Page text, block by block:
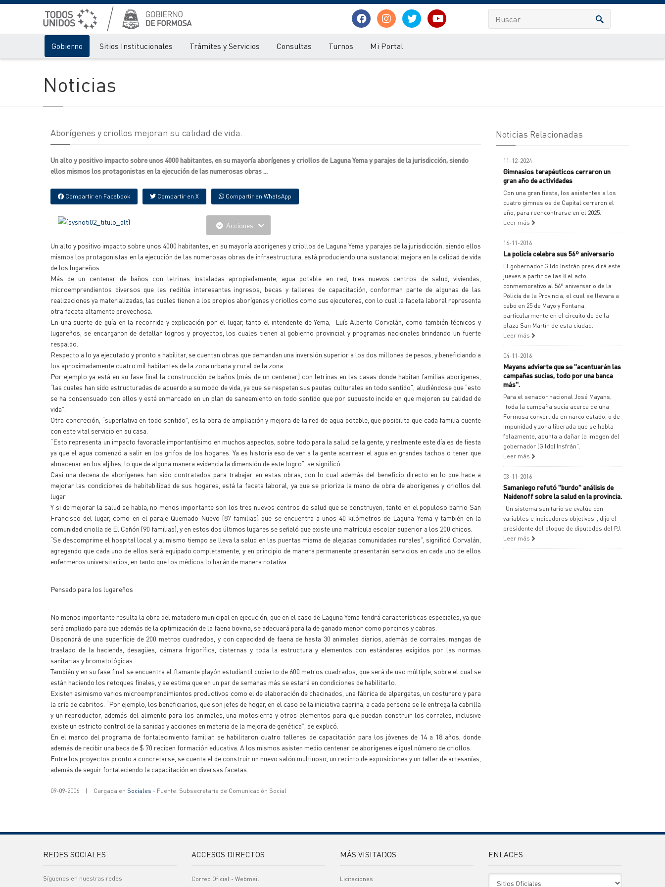
Gobierno Sitios Institucionales Trámites y Servicios Consultas Turnos Mi Portal
Noticias
Aborígenes y criollos mejoran su calidad de vida.
Un alto y positivo impacto sobre unos 4000 habitantes, en su mayoría aborígenes y criollos de Laguna Yema y parajes de la jurisdicción, siendo
ellos mismos los protagonistas en la ejecución de las numerosas obras ...
Compartir en Facebook Compartir en X Compartir en WhatsApp
Acciones
Un alto y positivo impacto sobre unos 4000 habitantes, en su mayoría aborígenes y criollos de Laguna Yema y parajes de la jurisdicción, siendo ellos
mismos los protagonistas en la ejecución de las numerosas obras de infraestructura, está produciendo una sustancial mejora en la calidad de vida
de los lugareños.
Más de un centenar de baños con letrinas instaladas apropiadamente, agua potable en red, tres nuevos centros de salud, viviendas,
microemprendientos diversos que les reditúa interesantes ingresos, becas y talleres de capacitación, conforman parte de algunas de las
realizaciones ya materializadas, las cuales tienen a los propios aborígenes y criollos como sus ejecutores, con lo cual la faceta laboral representa
otra faceta altamente provechosa.
En una suerte de guía en la recorrida y explicación por el lugar, tanto el intendente de Yema, Luís Alberto Corvalán, como también técnicos y
lugareños, se encargaron de detallar logros y proyectos, los cuales tienen al gobierno provincial y programas nacionales brindando un fuerte
respaldo.
Respecto a lo ya ejecutado y pronto a habilitar, se cuentan obras que demandan una inversión superior a los dos millones de pesos, y beneficiando a
los aproximadamente cuatro mil habitantes de la zona urbana y rural de la zona.
Por ejemplo ya está en su fase final la construcción de baños (más de un centenar) con letrinas en las casas donde habitan familias aborígenes,
“las cuales han sido estructuradas de acuerdo a su modo de vida, ya que se respetan sus pautas culturales en todo sentido”, aludiéndose que “esto
se ha consensuado con ellos y está enmarcado en un plan de saneamiento en todo sentido que por supuesto incide en que mejoren su calidad de
vida”.
Otra concreción, “superlativa en todo sentido”, es la obra de ampliación y mejora de la red de agua potable, que posibilita que cada familia cuente
con este vital servicio en su casa.
“Esto representa un impacto favorable importantísimo en muchos aspectos, sobre todo para la salud de la gente, y realmente este día es de fiesta
ya que el agua comenzó a salir en los grifos de los hogares. Ya es historia eso de ver a la gente acarrear el agua en grandes tachos o tener que
almacenar en los aljibes, lo que de alguna manera evidencia la dimensión de este logro”, se significó.
Casi una decena de aborígenes han sido contratados para trabajar en estas obras, con lo cual además del beneficio directo en lo que hace a
mejorar las condiciones de habitabilidad de sus hogares, está la faceta laboral, ya que se prioriza la mano de obra de aborígenes y criollos del
lugar
Y si de mejorar la salud se habla, no menos importante son los tres nuevos centros de salud que se construyen, tanto en el populoso barrio San
Francisco del lugar, como en el paraje Quemado Nuevo (87 familias) que se encuentra a unos 40 kilómetros de Laguna Yema y también en la
comunidad criolla de El Cañón (90 familias), y en estos dos últimos lugares se señaló que existe una matrícula escolar superior a los 200 chicos.
“Se descomprime el hospital local y al mismo tiempo se lleva la salud en las puertas misma de alejadas comunidades rurales”, significó Corvalán,
agregando que cada uno de ellos será equipado completamente, y en principio de manera permanente presentarán servicios en cada uno de ellos
enfermeros universitarios, en tanto que los médicos lo harán de manera rotativa.
Pensado para los lugareños
No menos importante resulta la obra del matadero municipal en ejecución, que en el caso de Laguna Yema tendrá características especiales, ya que
será ampliado para que además de la optimización de la faena bovina, se adecuará para la de ganado menor como porcinos y cabras.
Dispondrá de una superficie de 200 metros cuadrados, y con capacidad de faena de hasta 30 animales diarios, además de corrales, mangas de
traslado de la hacienda, desagües, cámara frigorífica, cisternas y toda la estructura y elementos con estándares exigidos por las normas
sanitarias y bromatológicas.
También y en su fase final se encuentra el flamante playón estudiantil cubierto de 600 metros cuadrados, que será de uso múltiple, sobre el cual se
están haciendo los retoques finales, y se estima que en un par de semanas más se estará en condiciones de habilitarlo.
Existen asimismo varios microemprendimientos productivos como el de elaboración de chacinados, una fábrica de alpargatas, un costurero y para
la cría de cabritos. “Por ejemplo, los beneficiarios, que son jefes de hogar, en el caso de la iniciativa caprina, a cada persona se le entrega la cabrilla
y un reproductor, además del alimento para los animales, una motosierra y otros elementos para que puedan construir los corrales, inclusive
existe un estricto control de la sanidad y acciones en materia de la mejora de genética”, se explicó.
En el marco del programa de fortalecimiento familiar, se habilitaron cuatro talleres de capacitación para los jóvenes de 14 a 18 años, donde
además de recibir una beca de $ 70 reciben formación educativa. A los mismos asisten medio centenar de aborígenes e igual número de criollos.
Entre los proyectos pronto a concretarse, se cuenta el de construir un nuevo salón multiuoso, un recinto de exposiciones y un taller de artesanías,
además de seguir fortaleciendo la capacitación en diversas facetas.
09-09-2006 | Cargada en Sociales - Fuente: Subsecretaría de Comunicación Social
Noticias Relacionadas
11-12-2024
Gimnasios terapéuticos cerraron un
gran año de actividades
Con una gran fiesta, los asistentes a los
cuatro gimnasios de Capital cerraron el
año, para reencontrarse en el 2025.
Leer más
16-11-2016
La policía celebra sus 56º aniversario
El gobernador Gildo Insfrán presidirá este
jueves a partir de las 8 el acto
conmemorativo al 56º aniversario de la
Policía de la Provincia, el cual se llevara a
cabo en 25 de Mayo y Fontana,
particularmente en el circuito de de la
plaza San Martín de esta ciudad.
Leer más
04-11-2016
Mayans advierte que se "acentuarán las
campañas sucias, todo por una banca
más".
Para el senador nacional José Mayans,
"toda la campaña sucia acerca de una
Formosa convertida en narco estado, o de
impunidad y zona liberada que se habla
falazmente, apunta a dañar la imagen del
gobernador (Gildo) Insfrán".
Leer más
03-11-2016
Samaniego refutó "burdo" análisis de
Naidenoff sobre la salud en la provincia.
"Un sistema sanitario se evalúa con
variables e indicadores objetivos", dijo el
presidente del bloque de diputados del PJ.
Leer más
REDES SOCIALES
Síguenos en nuestras redes
ACCESOS DIRECTOS
Correo Oficial - Webmail
MÁS VISITADOS
Licitaciones
ENLACES